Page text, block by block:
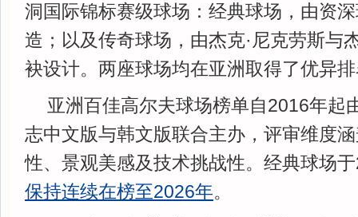
洞国际锦标赛级球场：经典球场，由资
造；以及传奇球场，由杰克·尼克劳斯与
袂设计。两座球场均在亚洲取得了优异
亚洲百佳高尔夫球场榜单自2016年起
志中文版与韩文版联合主办，评审维度
性、景观美感及技术挑战性。经典球场
保持连续在榜至2026年。